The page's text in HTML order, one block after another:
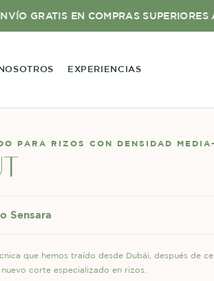
EN COMPRAS SUPERIORES A S/100
EXPERIENCIAS
PARA RIZOS CON DENSIDAD
Sensara
que hemos traído desde Dubái, después de
corte especializado en rizos.